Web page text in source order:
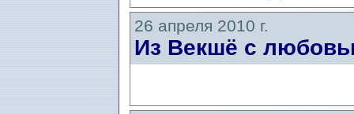
26 апреля 2010 г.
Из Векшё с